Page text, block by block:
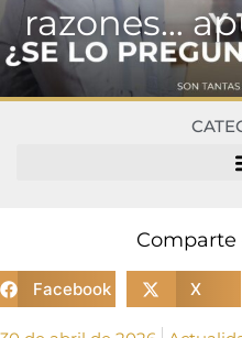
razones…
Comparte
Facebook X